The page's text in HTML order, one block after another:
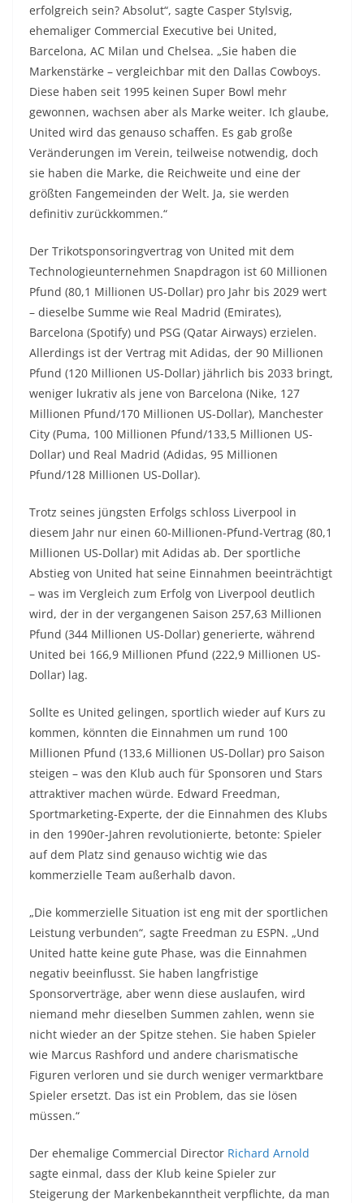
erfolgreich sein? Absolut“, sagte Casper Stylsvig,
ehemaliger Commercial Executive bei United,
Barcelona, AC Milan und Chelsea. „Sie haben die
Markenstärke – vergleichbar mit den Dallas Cowboys.
Diese haben seit 1995 keinen Super Bowl mehr
gewonnen, wachsen aber als Marke weiter. Ich glaube,
United wird das genauso schaffen. Es gab große
Veränderungen im Verein, teilweise notwendig, doch
sie haben die Marke, die Reichweite und eine der
größten Fangemeinden der Welt. Ja, sie werden
definitiv zurückkommen.“
Der Trikotsponsoringvertrag von United mit dem
Technologieunternehmen Snapdragon ist 60 Millionen
Pfund (80,1 Millionen US-Dollar) pro Jahr bis 2029 wert
– dieselbe Summe wie Real Madrid (Emirates),
Barcelona (Spotify) und PSG (Qatar Airways) erzielen.
Allerdings ist der Vertrag mit Adidas, der 90 Millionen
Pfund (120 Millionen US-Dollar) jährlich bis 2033 bringt,
weniger lukrativ als jene von Barcelona (Nike, 127
Millionen Pfund/170 Millionen US-Dollar), Manchester
City (Puma, 100 Millionen Pfund/133,5 Millionen US-
Dollar) und Real Madrid (Adidas, 95 Millionen
Pfund/128 Millionen US-Dollar).
Trotz seines jüngsten Erfolgs schloss Liverpool in
diesem Jahr nur einen 60-Millionen-Pfund-Vertrag (80,1
Millionen US-Dollar) mit Adidas ab. Der sportliche
Abstieg von United hat seine Einnahmen beeinträchtigt
– was im Vergleich zum Erfolg von Liverpool deutlich
wird, der in der vergangenen Saison 257,63 Millionen
Pfund (344 Millionen US-Dollar) generierte, während
United bei 166,9 Millionen Pfund (222,9 Millionen US-
Dollar) lag.
Sollte es United gelingen, sportlich wieder auf Kurs zu
kommen, könnten die Einnahmen um rund 100
Millionen Pfund (133,6 Millionen US-Dollar) pro Saison
steigen – was den Klub auch für Sponsoren und Stars
attraktiver machen würde. Edward Freedman,
Sportmarketing-Experte, der die Einnahmen des Klubs
in den 1990er-Jahren revolutionierte, betonte: Spieler
auf dem Platz sind genauso wichtig wie das
kommerzielle Team außerhalb davon.
„Die kommerzielle Situation ist eng mit der sportlichen
Leistung verbunden“, sagte Freedman zu ESPN. „Und
United hatte keine gute Phase, was die Einnahmen
negativ beeinflusst. Sie haben langfristige
Sponsorverträge, aber wenn diese auslaufen, wird
niemand mehr dieselben Summen zahlen, wenn sie
nicht wieder an der Spitze stehen. Sie haben Spieler
wie Marcus Rashford und andere charismatische
Figuren verloren und sie durch weniger vermarktbare
Spieler ersetzt. Das ist ein Problem, das sie lösen
müssen.“
Der ehemalige Commercial Director Richard Arnold
sagte einmal, dass der Klub keine Spieler zur
Steigerung der Markenbekanntheit verpflichte, da man